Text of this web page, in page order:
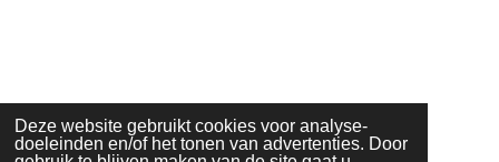
Deze website gebruikt cookies voor analyse-
doeleinden en/of het tonen van advertenties. Door